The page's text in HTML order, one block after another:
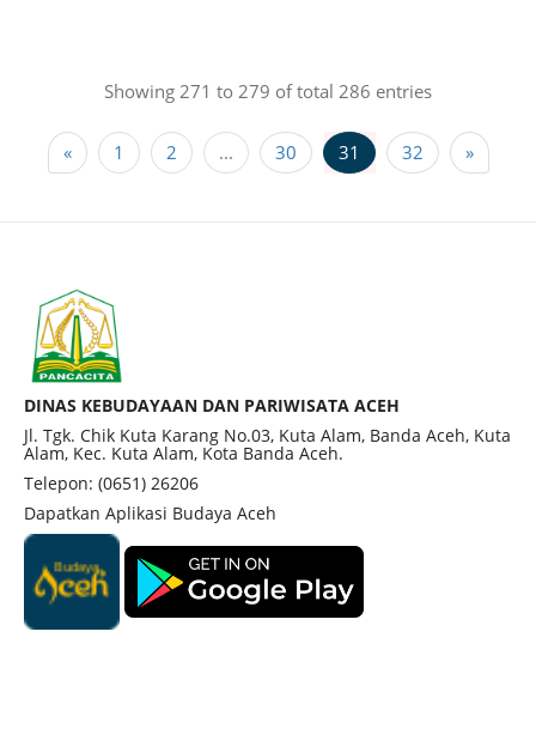
Showing 271 to 279 of total 286 entries
« 1 2 ... 30 31 32 »
DINAS KEBUDAYAAN DAN PARIWISATA ACEH
Jl. Tgk. Chik Kuta Karang No.03, Kuta Alam, Banda Aceh, Kuta
Alam, Kec. Kuta Alam, Kota Banda Aceh.
Telepon: (0651) 26206
Dapatkan Aplikasi Budaya Aceh